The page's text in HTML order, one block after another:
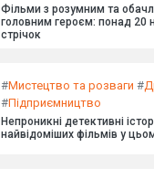
Фільми з розумним та
головним героєм: понад 20
стрічок
#Мистецтво та розваги #
#Підприємництво
Непроникні детективні
найвідоміших фільмів у